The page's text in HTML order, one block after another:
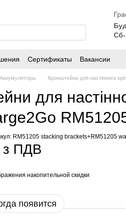
Сертификаты Вакансии
Аккумуляторы Кронштейни для настінного
для
RM51205 stacking brackets+RM51205
з ПДВ
накопительной скидки
появится